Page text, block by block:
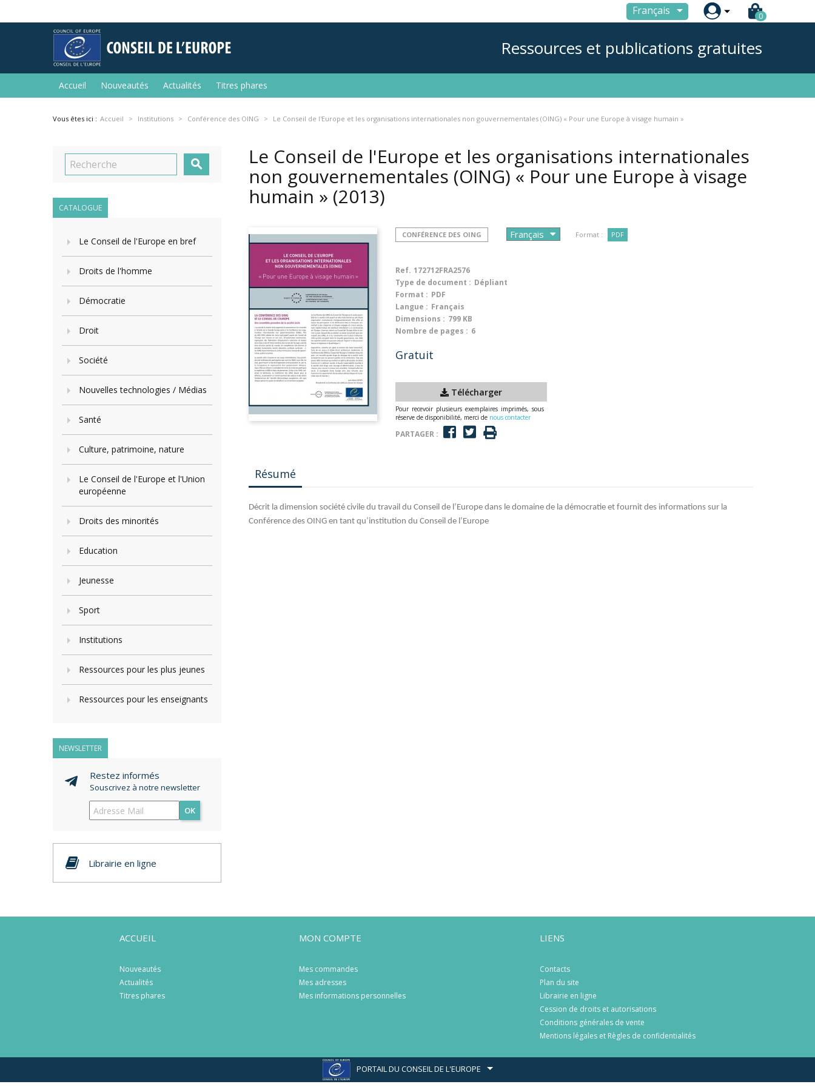
Français  0
Ressources et publications gratuites
Accueil Nouveautés Actualités Titres phares
Vous êtes ici : Accueil Institutions Conférence des OING Le Conseil de l'Europe et les organisations internationales non gouvernementales (OING) « Pour une Europe à visage humain »

CATALOGUE
Le Conseil de l'Europe en bref
Droits de l'homme
Démocratie
Droit
Société
Nouvelles technologies / Médias
Santé
Culture, patrimoine, nature
Le Conseil de l'Europe et l'Union
européenne
Droits des minorités
Education
Jeunesse
Sport
Institutions
Ressources pour les plus jeunes
Ressources pour les enseignants
NEWSLETTER
Restez informés
Souscrivez à notre newsletter
OK
Librairie en ligne
Le Conseil de l'Europe et les organisations internationales
non gouvernementales (OING) « Pour une Europe à visage
humain » (2013)
CONFÉRENCE DES OING Format : PDF
Ref. 172712FRA2576
Type de document : Dépliant
Format : PDF
Langue : Français
Dimensions : 799 KB
Nombre de pages : 6
Gratuit
Télécharger
Pour recevoir plusieurs exemplaires imprimés, sous
réserve de disponibilité, merci de nous contacter
PARTAGER :
Résumé
Décrit la dimension société civile du travail du Conseil de l’Europe dans le domaine de la démocratie et fournit des informations sur la
Conférence des OING en tant qu’institution du Conseil de l’Europe
ACCUEIL
Nouveautés
Actualités
Titres phares
MON COMPTE
Mes commandes
Mes adresses
Mes informations personnelles
LIENS
Contacts
Plan du site
Librairie en ligne
Cession de droits et autorisations
Conditions générales de vente
Mentions légales et Règles de confidentialités
PORTAIL DU CONSEIL DE L'EUROPE